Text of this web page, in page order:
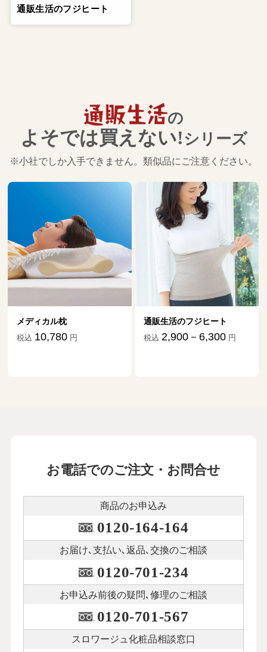
通販生活のフジヒート
の
よそでは買えない!シリーズ
※小社でしか入手できません。類似品にご注意ください。
メディカル枕
税込 10,780 円
通販生活のフジヒート
税込 2,900－6,300 円
お電話でのご注文・お問合せ
商品のお申込み
0120-164-164
お届け､支払い､ 返品､交換のご相談
0120-701-234
お申込み前後の疑問､修理のご相談
0120-701-567
スロワージュ化粧品相談窓口